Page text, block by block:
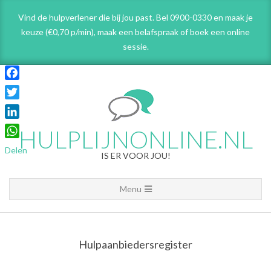
content
Vind de hulpverlener die bij jou past. Bel 0900-0330 en maak je
keuze (€0,70 p/min), maak een belafspraakof boek een online
sessie.
HULPLIJNONLINE.NL
IS ER VOOR JOU!
Navigation
Menu
Menu
Hulpaanbiedersregister
Facebook
Twitter
LinkedIn
WhatsApp
Delen